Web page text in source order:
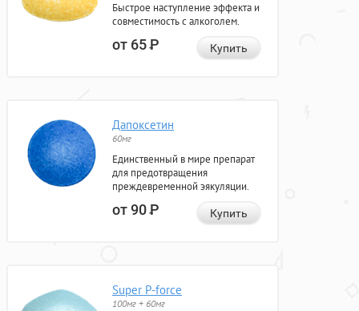
Быстрое наступление эффекта и
совместимость с алкоголем.
от 65Р Купить
Дапоксетин
60мг
Единственный в мире препарат
для предотвращения
преждевременной эякуляции.
от 90Р Купить
Super P-force
100мг + 60мг